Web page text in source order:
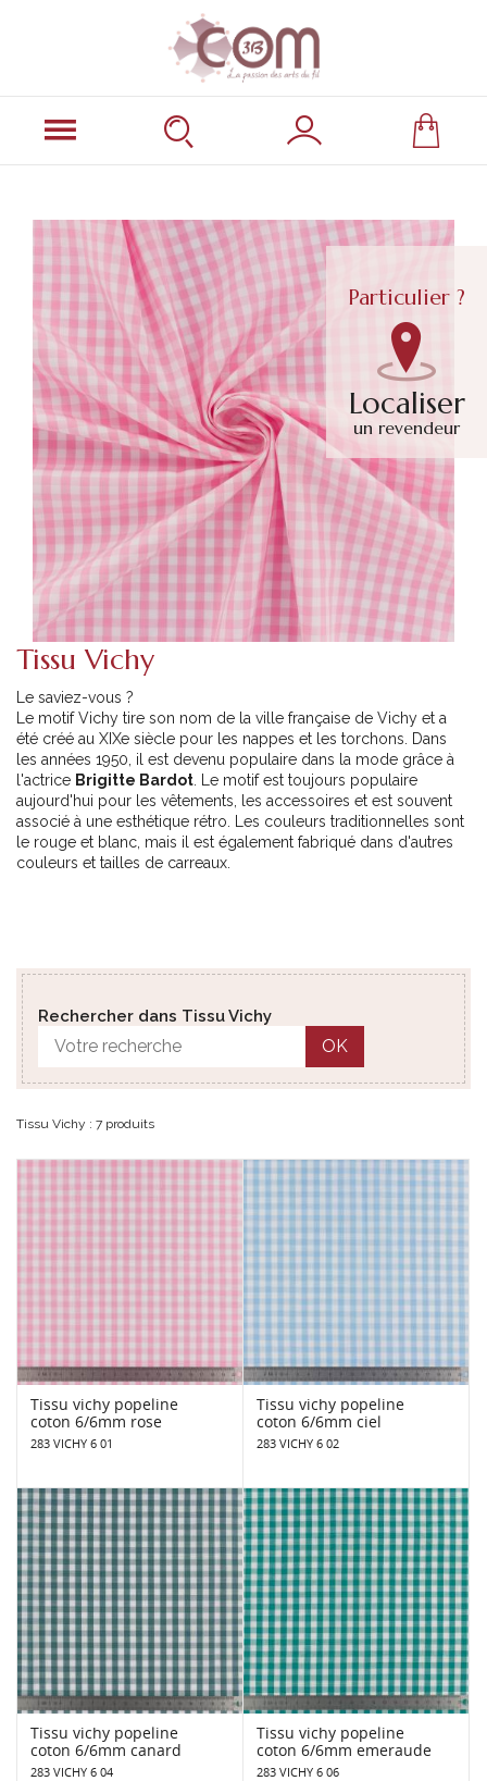
Particulier ?
Localiser
un revendeur
Tissu Vichy
Le saviez-vous ?
Le motif Vichy tire son nom de la ville française de Vichy et a
été créé au XIXe siècle pour les nappes et les torchons. Dans
les années 1950, il est devenu populaire dans la mode grâce à
l'actrice Brigitte Bardot . Le motif est toujours populaire
aujourd'hui pour les vêtements, les accessoires et est souvent
associé à une esthétique rétro. Les couleurs traditionnelles sont
le rouge et blanc, mais il est également fabriqué dans d'autres
couleurs et tailles de carreaux.
Rechercher dans Tissu Vichy
OK
Tissu Vichy : 7 produits
Tissu vichy popeline
coton 6/6mm rose
283 VICHY 6 01
Tissu vichy popeline
coton 6/6mm ciel
283 VICHY 6 02
Tissu vichy popeline
coton 6/6mm canard
283 VICHY 6 04
Tissu vichy popeline
coton 6/6mm emeraude
283 VICHY 6 06